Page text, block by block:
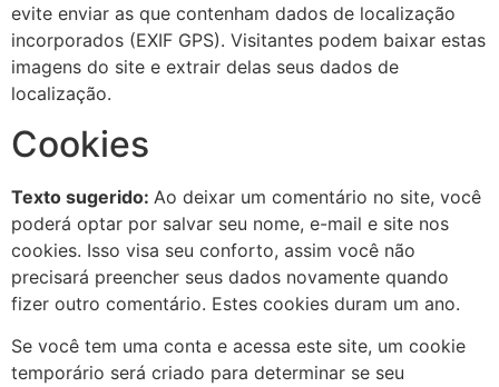
evite enviar as que contenham dados de localização
incorporados (EXIF GPS). Visitantes podem baixar estas
imagens do site e extrair delas seus dados de
localização.
Cookies
Texto sugerido: Ao deixar um comentário no site, você
poderá optar por salvar seu nome, e-mail e site nos
cookies. Isso visa seu conforto, assim você não
precisará preencher seus dados novamente quando
fizer outro comentário. Estes cookies duram um ano.
Se você tem uma conta e acessa este site, um cookie
temporário será criado para determinar se seu